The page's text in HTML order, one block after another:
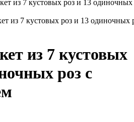
из 7 кустовых
роз с